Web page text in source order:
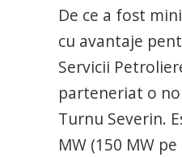
De ce a fost
cu avantaje
Servicii
parteneriat o
Turnu Severin.
MW (150 MW